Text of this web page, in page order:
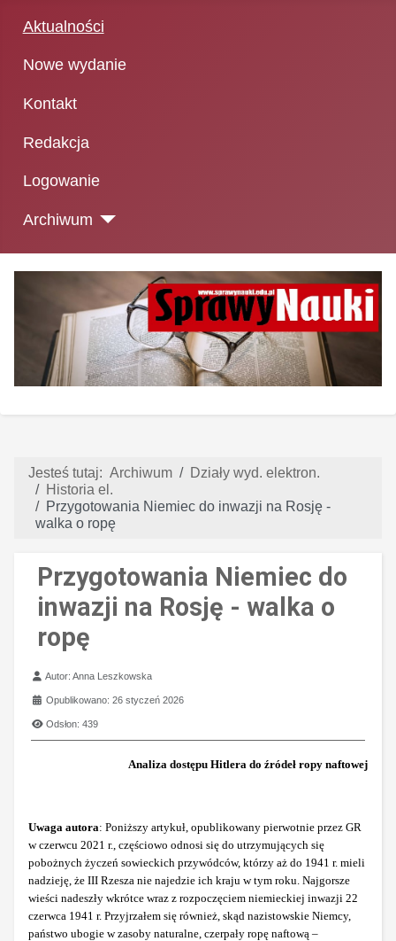
Aktualności
Nowe wydanie
Kontakt
Redakcja
Logowanie
Archiwum
Jesteś tutaj: Archiwum
Działy wyd. elektron.
Historia el.
Przygotowania Niemiec do inwazji na Rosję -
walka o ropę
Przygotowania Niemiec do
inwazji na Rosję - walka o
ropę
Szczegóły
Autor:Anna Leszkowska
Opublikowano: 26 styczeń 2026
Odsłon: 439
Analiza dostępu Hitlera do źródeł ropy naftowej
Uwaga autora: Poniższy artykuł, opublikowany pierwotnie przez GR
w czerwcu 2021 r., częściowo odnosi się do utrzymujących się
pobożnych życzeń sowieckich przywódców, którzy aż do 1941 r. mieli
nadzieję, że III Rzesza nie najedzie ich kraju w tym roku. Najgorsze
wieści nadeszły wkrótce wraz z rozpoczęciem niemieckiej inwazji 22
czerwca 1941 r. Przyjrzałem się również, skąd nazistowskie Niemcy,
państwo ubogie w zasoby naturalne, czerpały ropę naftową –